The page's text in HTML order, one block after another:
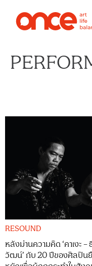
RESOUND
หลังม่านความคิด ‘คาเงะ –
วัฒน์’ กับ 20 ปีของศิลปิน